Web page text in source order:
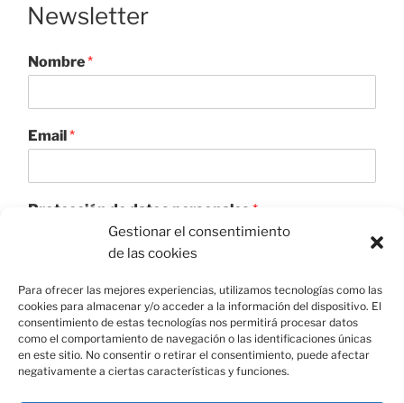
Gestionar el consentimiento
de las cookies
Para ofrecer las mejores experiencias, utilizamos tecnologías como las
cookies para almacenar y/o acceder a la información del dispositivo. El
consentimiento de estas tecnologías nos permitirá procesar datos
como el comportamiento de navegación o las identificaciones únicas
en este sitio. No consentir o retirar el consentimiento, puede afectar
negativamente a ciertas características y funciones.
Newsletter
Nombre*
Email*
Protección de datos personales *
Acepto el tratamiento de datos para enviar el
boletín informativo
Para más información sobre el tratamiento y sus derechos,
consulte lapolítica de privacidad
Enviar